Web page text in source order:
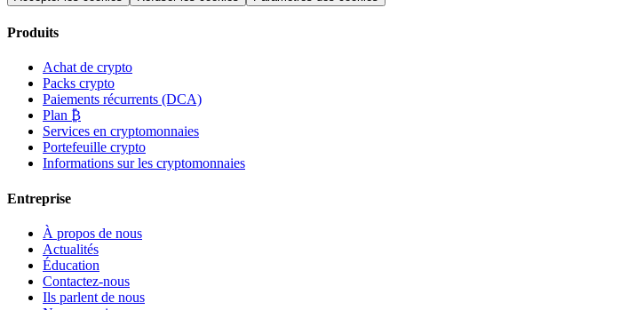
Produits
Achat de crypto
Packs crypto
Paiements récurrents (DCA)
Plan ₿
Services en cryptomonnaies
Portefeuille crypto
Informations sur les cryptomonnaies
Entreprise
À propos de nous
Actualités
Éducation
Contactez-nous
Ils parlent de nous